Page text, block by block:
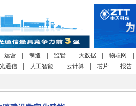
运营 制造 监管 大数据 物联网
光通信 人工智能 云计算 芯片 报告